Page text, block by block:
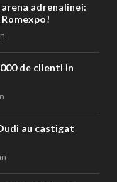
adrenalinei:
de clienti in
au castigat